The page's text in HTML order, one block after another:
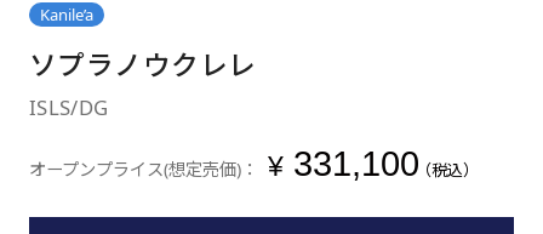
Kanile’a
ソプラノウクレレ
ISLS/DG
オープンプライス(想定売価)： ¥331,100（税込）